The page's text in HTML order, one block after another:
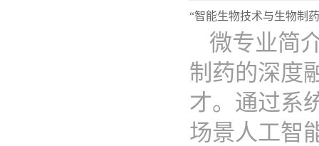
“智能生物技术与生物制
微专业简
制药的深度
才。通过系
场景人工智